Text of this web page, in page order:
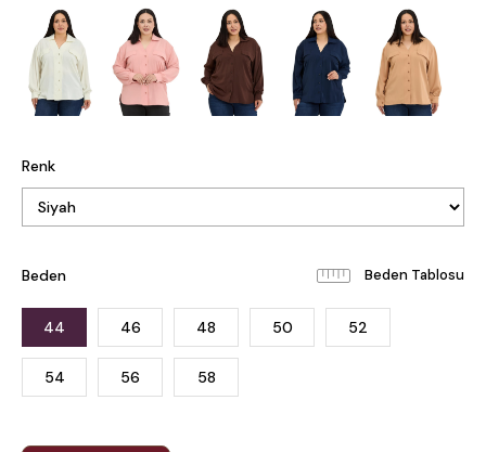
Renk
Beden Beden Tablosu
44 46 48 50 52
54 56 58